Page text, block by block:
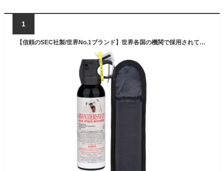
1
【信頼のSEC社製/世界No.1ブランド】世界各国の機関で採用されている フロンティアーズマン・熊撃退スプレー（ベアスプレー） 熊を撃退！イノシシ、猿、鹿、野犬などの対策にも使えます！ 大容量の熊スプレー258g(272ml)しかもお得なホルスター(ケース)付き【正規輸入品/安心の日本語表記】